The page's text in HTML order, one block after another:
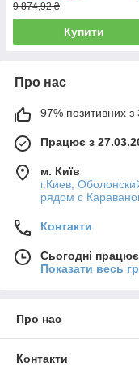
9 874,92 ₴
Купити
Про нас
97% позитивних з
Працює з
м. Київ
г.Киев,
рядом с
Контакти
Сьогодні
Показати весь
Про нас
Контакти